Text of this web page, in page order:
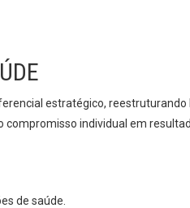
estratégico, reestruturando
individual em
de saúde.